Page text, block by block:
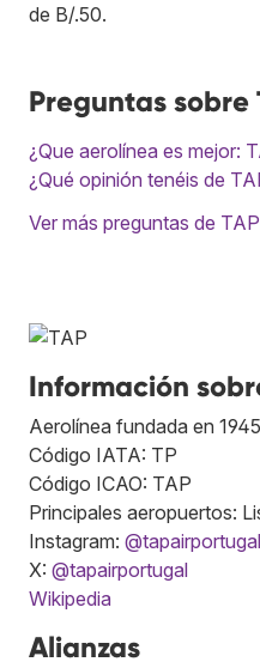
de B/.50.
Preguntas sobre
¿Que aerolínea es mejor:
¿Qué opinión tenéis de
Ver más preguntas de TAP
Información
Aerolínea fundada en 1945
Código IATA: TP
Código ICAO: TAP
Principales aeropuertos:
Instagram: @tapairportugal
X: @tapairportugal
Wikipedia
Alianzas